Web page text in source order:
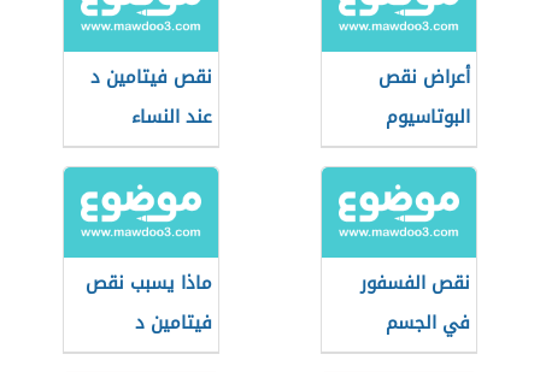
أعراض نقص
البوتاسيوم
والصوديوم في
الجسم
نقص فيتامين د
عند النساء
نقص الفسفور
في الجسم
ماذا يسبب نقص
فيتامين د